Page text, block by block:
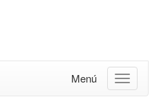
Menú